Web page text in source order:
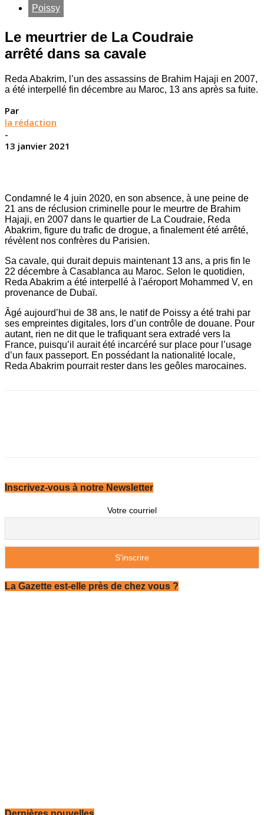
Poissy
Le meurtrier de La Coudraie
arrêté dans sa cavale
Reda Abakrim, l’un des assassins de Brahim Hajaji en 2007,
a été interpellé fin décembre au Maroc, 13 ans après sa fuite.
Par
la rédaction
-
13 janvier 2021
Condamné le 4 juin 2020, en son absence, à une peine de
21 ans de réclusion criminelle pour le meurtre de Brahim
Hajaji, en 2007 dans le quartier de La Coudraie, Reda
Abakrim, figure du trafic de drogue, a finalement été arrêté,
révèlent nos confrères du Parisien.
Sa cavale, qui durait depuis maintenant 13 ans, a pris fin le
22 décembre à Casablanca au Maroc. Selon le quotidien,
Reda Abakrim a été interpellé à l'aéroport Mohammed V, en
provenance de Dubaï.
Âgé aujourd’hui de 38 ans, le natif de Poissy a été trahi par
ses empreintes digitales, lors d’un contrôle de douane. Pour
autant, rien ne dit que le trafiquant sera extradé vers la
France, puisqu’il aurait été incarcéré sur place pour l’usage
d’un faux passeport. En possédant la nationalité locale,
Reda Abakrim pourrait rester dans les geôles marocaines.
Inscrivez-vous à notre Newsletter
Votre courriel
La Gazette est-elle près de chez vous ?